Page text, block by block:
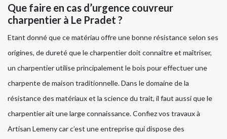
Que faire en cas d’urgence couvreur
charpentier à Le Pradet ?
Etant donné que ce matériau offre une bonne résistance selon ses
origines, de dureté que le charpentier doit connaître et maîtriser,
un charpentier utilise principalement le bois pour effectuer une
charpente de maison traditionnelle. Dans le domaine de la
résistance des matériaux et la science du trait, il faut aussi que le
charpentier ait une large connaissance. Confiez vos travaux à
Artisan Lemeny car c’est une entreprise qui dispose des